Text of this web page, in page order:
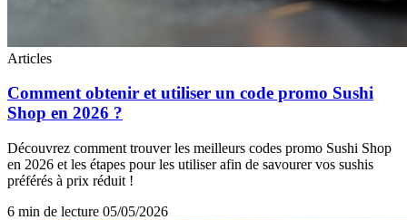
Articles
Comment obtenir et utiliser un code promo Sushi
Shop en 2026 ?
Découvrez comment trouver les meilleurs codes promo Sushi Shop
en 2026 et les étapes pour les utiliser afin de savourer vos sushis
préférés à prix réduit !
6 min de lecture 05/05/2026